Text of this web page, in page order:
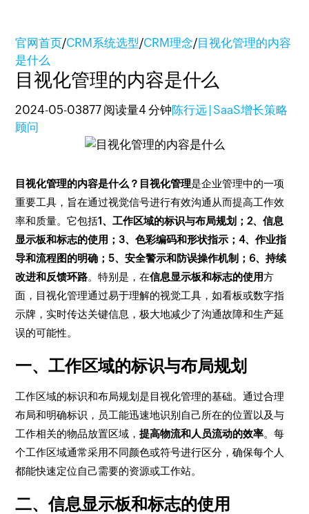
官网首页/CRM系统选型/CRM理念/目视化管理的内容
是什么
目视化管理的内容是什么
2024-05-03877 阅读量4 分钟陈行远 | SaaS增长策略
顾问
目视化管理的内容是什么？目视化管理是企业管理中的一项
重要工具，旨在通过视觉信号进行有效沟通从而提高工作效
率和质量。它包括1、工作区域的标识与布局规划；2、信息
显示板和标志的使用；3、色彩编码和形状指示；4、作业指
导和流程图的明确；5、安全警示和防误操作机制；6、持续
改进和反馈环路。特别是，在信息显示板和标志的使用方
面，目视化管理通过易于理解的视觉工具，如看板或数字指
示牌，实时传达关键信息，极大地减少了沟通故障和生产延
误的可能性。
一、工作区域的标识与布局规划
工作区域的标识和布局规划是目视化管理的基础。通过合理
布局和明确标识，员工能迅速地识别自己所在的位置以及与
工作相关的物品放置区域，提高物流和人员流动的效率。每
个工作区域通常采用不同颜色或符号进行区分，确保每个人
都能快速定位自己需要的资源或工作站。
二、信息显示板和标志的使用